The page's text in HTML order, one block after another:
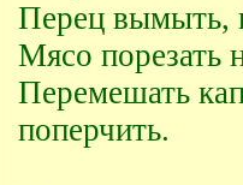
Перец вымыть,
Мясо порезать
Перемешать
поперчить.